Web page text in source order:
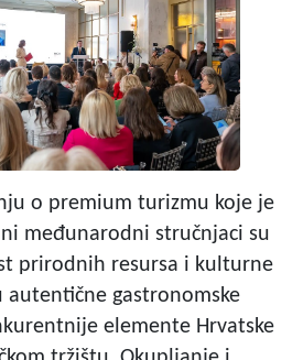
o premium turizmu koje je
međunarodni stručnjaci su
prirodnih resursa i kulturne
gastronomske
elemente Hrvatske